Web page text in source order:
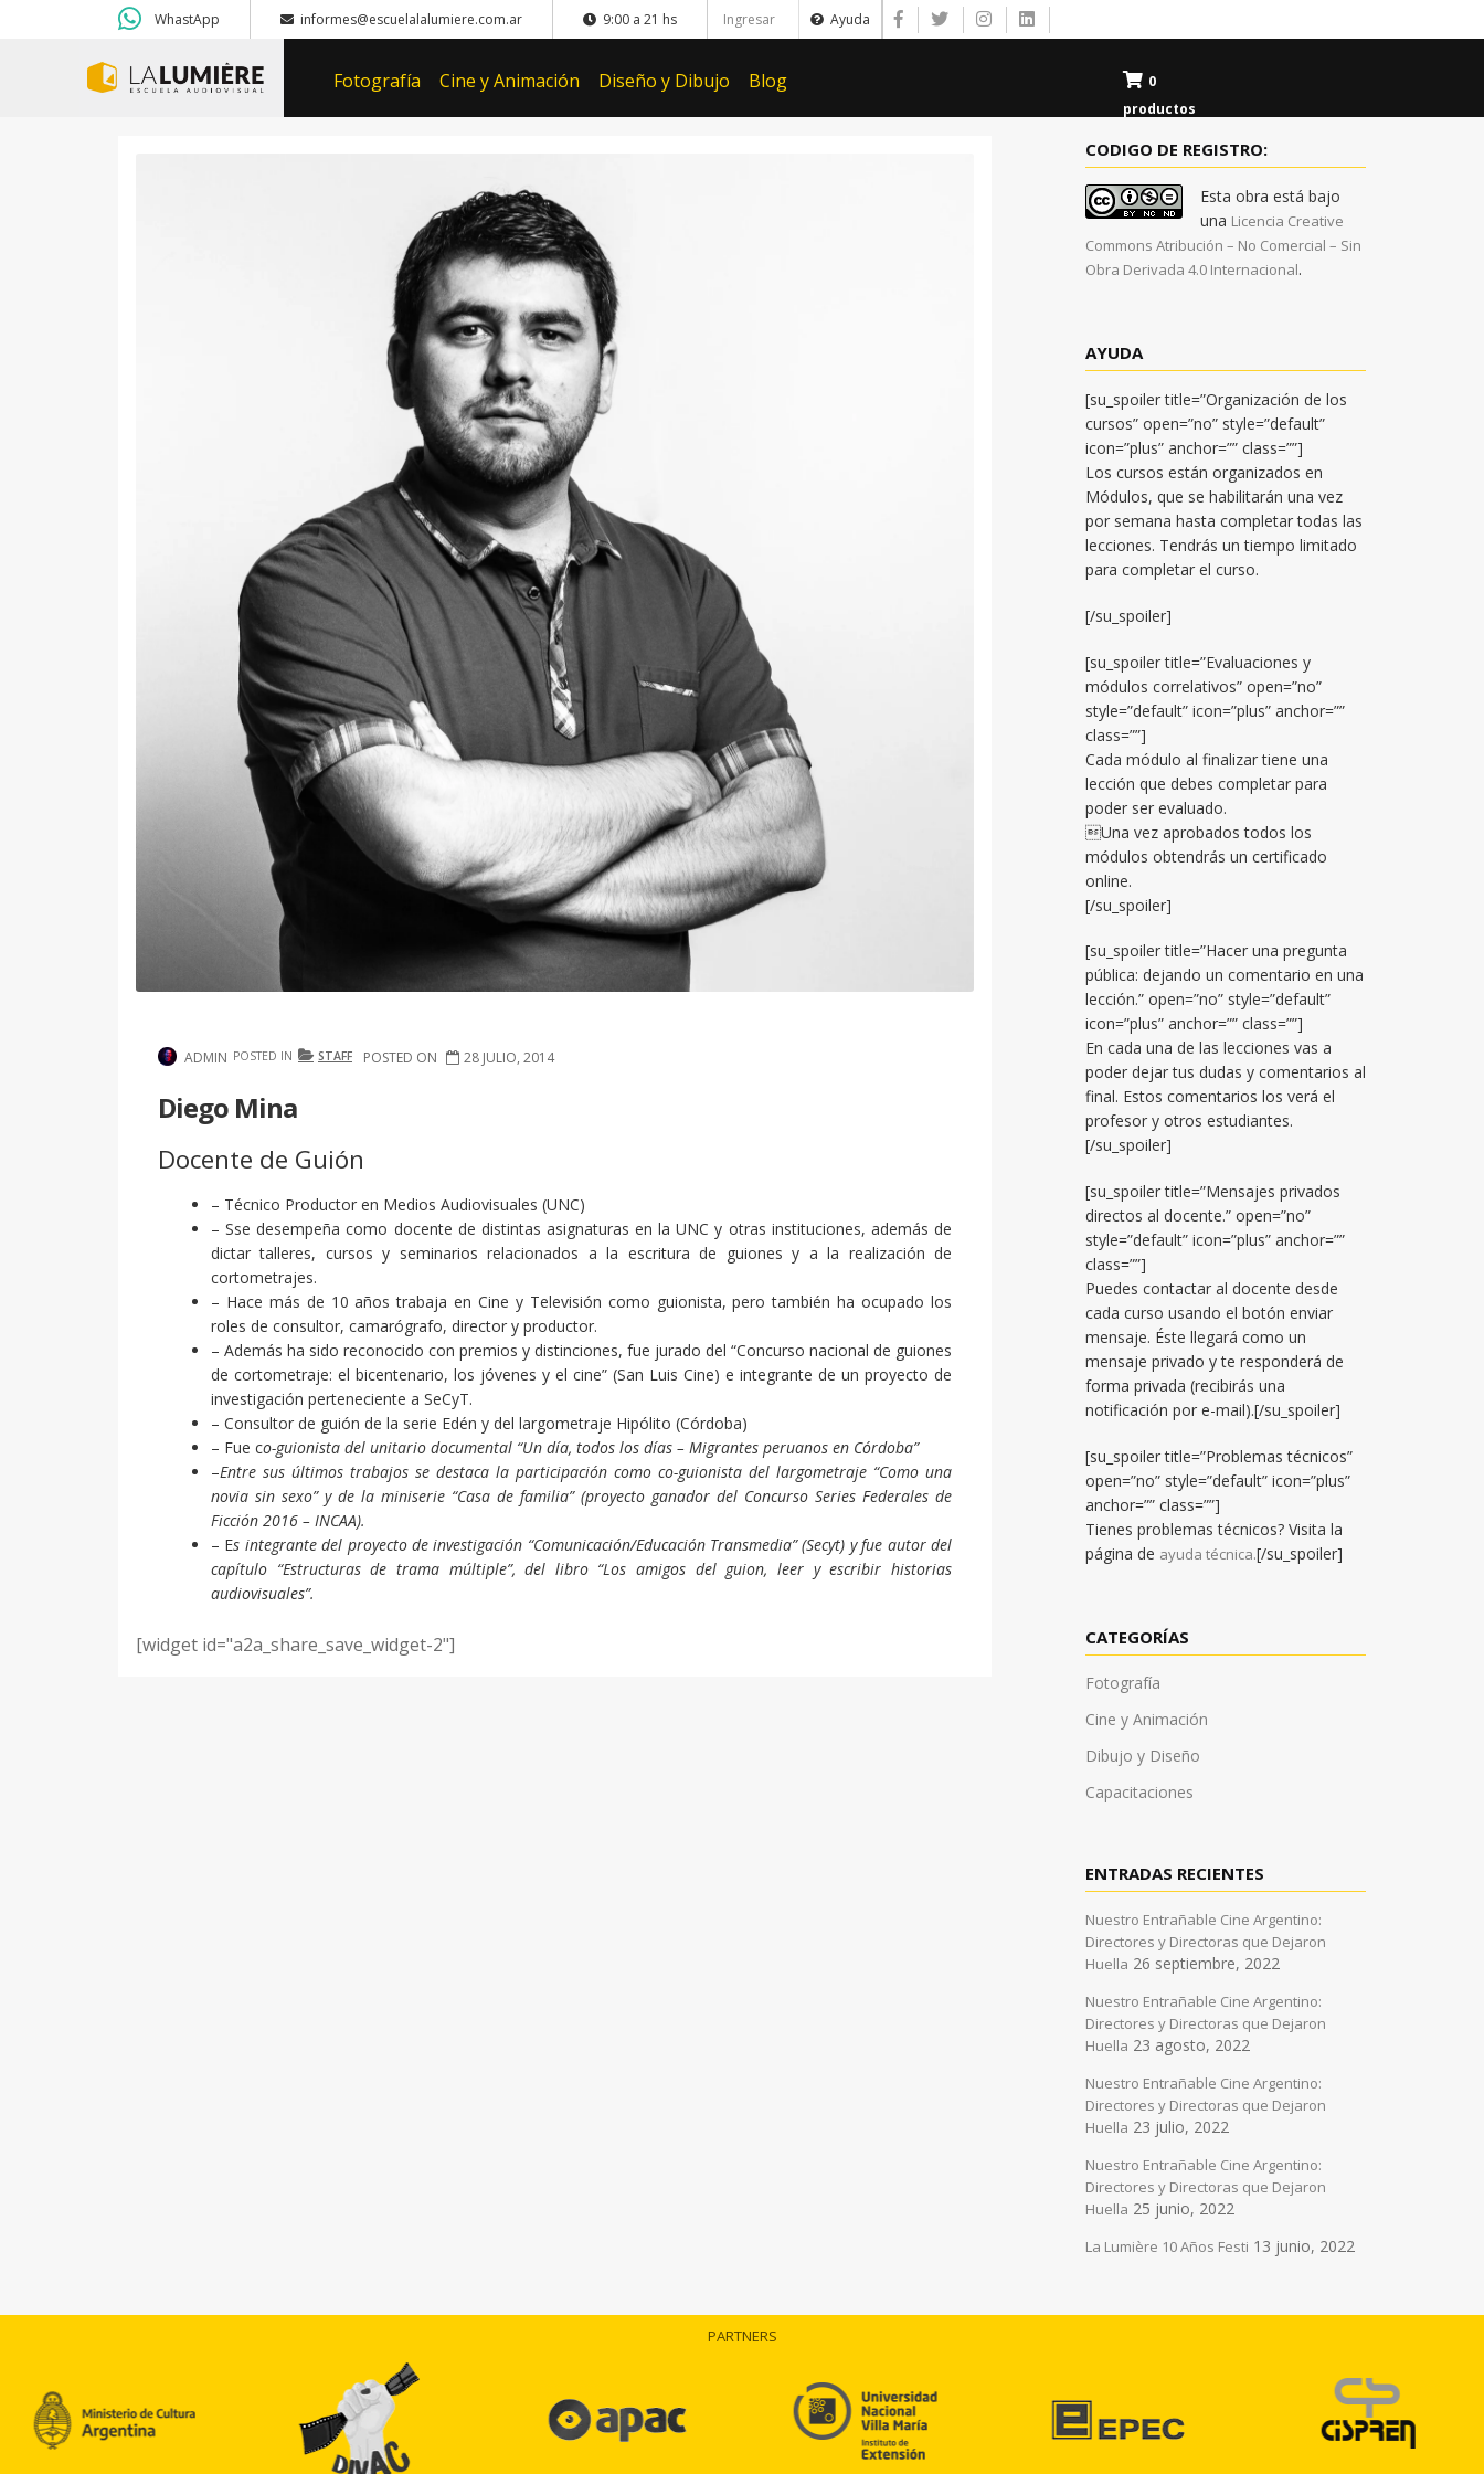
WhastApp informes@escuelalalumiere.com.ar 9:00 a 21 hs Ingresar Ayuda
Fotografía Cine y Animación Diseño y Dibujo Blog
0
productos
ADMIN POSTED ON 28 JULIO, 2014
POSTED IN STAFF
Diego Mina
Docente de Guión
– Técnico Productor en Medios Audiovisuales (UNC)
– Sse desempeña como docente de distintas asignaturas en la UNC y otras instituciones, además de
dictar talleres, cursos y seminarios relacionados a la escritura de guiones y a la realización de
cortometrajes.
– Hace más de 10 años trabaja en Cine y Televisión como guionista, pero también ha ocupado los
roles de consultor, camarógrafo, director y productor.
– Además ha sido reconocido con premios y distinciones, fue jurado del “Concurso nacional de guiones
de cortometraje: el bicentenario, los jóvenes y el cine” (San Luis Cine) e integrante de un proyecto de
investigación perteneciente a SeCyT.
– Consultor de guión de la serie Edén y del largometraje Hipólito (Córdoba)
– Fue co-guionista del unitario documental “Un día, todos los días – Migrantes peruanos en Córdoba”
–Entre sus últimos trabajos se destaca la participación como co-guionista del largometraje “Como una
novia sin sexo” y de la miniserie “Casa de familia” (proyecto ganador del Concurso Series Federales de
Ficción 2016 – INCAA).
– Es integrante del proyecto de investigación “Comunicación/Educación Transmedia” (Secyt) y fue autor del
capítulo “Estructuras de trama múltiple”, del libro “Los amigos del guion, leer y escribir historias
audiovisuales”.
[widget id="a2a_share_save_widget-2"]
CODIGO DE REGISTRO:
Esta obra está bajo
una Licencia Creative
Commons Atribución – No Comercial – Sin
Obra Derivada 4.0 Internacional.
AYUDA
[su_spoiler title=”Organización de los
cursos” open=”no” style=”default”
icon=”plus” anchor=”” class=””]
Los cursos están organizados en
Módulos, que se habilitarán una vez
por semana hasta completar todas las
lecciones. Tendrás un tiempo limitado
para completar el curso.
[/su_spoiler]
[su_spoiler title=”Evaluaciones y
módulos correlativos” open=”no”
style=”default” icon=”plus” anchor=””
class=””]
Cada módulo al finalizar tiene una
lección que debes completar para
poder ser evaluado.
Una vez aprobados todos los
módulos obtendrás un certificado
online.
[/su_spoiler]
[su_spoiler title=”Hacer una pregunta
pública: dejando un comentario en una
lección.” open=”no” style=”default”
icon=”plus” anchor=”” class=””]
En cada una de las lecciones vas a
poder dejar tus dudas y comentarios al
final. Estos comentarios los verá el
profesor y otros estudiantes.
[/su_spoiler]
[su_spoiler title=”Mensajes privados
directos al docente.” open=”no”
style=”default” icon=”plus” anchor=””
class=””]
Puedes contactar al docente desde
cada curso usando el botón enviar
mensaje. Éste llegará como un
mensaje privado y te responderá de
forma privada (recibirás una
notificación por e-mail).[/su_spoiler]
[su_spoiler title=”Problemas técnicos”
open=”no” style=”default” icon=”plus”
anchor=”” class=””]
Tienes problemas técnicos? Visita la
página de ayuda técnica.[/su_spoiler]
CATEGORÍAS
Fotografía
Cine y Animación
Dibujo y Diseño
Capacitaciones
ENTRADAS RECIENTES
Nuestro Entrañable Cine Argentino:
Directores y Directoras que Dejaron
Huella 26 septiembre, 2022
Nuestro Entrañable Cine Argentino:
Directores y Directoras que Dejaron
Huella 23 agosto, 2022
Nuestro Entrañable Cine Argentino:
Directores y Directoras que Dejaron
Huella 23 julio, 2022
Nuestro Entrañable Cine Argentino:
Directores y Directoras que Dejaron
Huella 25 junio, 2022
La Lumière 10 Años Festi 13 junio, 2022
PARTNERS